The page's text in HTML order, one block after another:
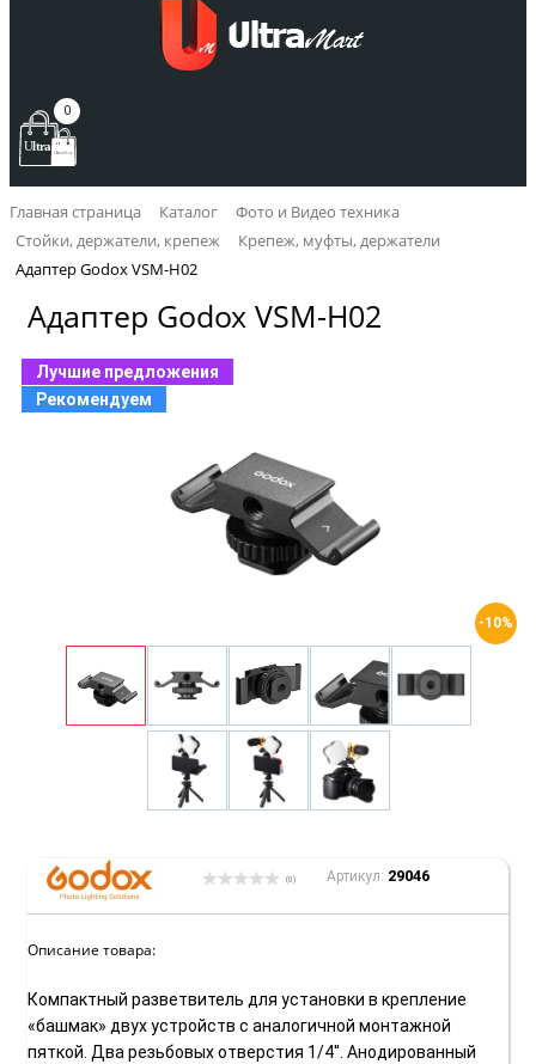
0
Главная страница Каталог
Фото и Видео техника
Стойки, держатели, крепеж
Крепеж, муфты, держатели
Адаптер Godox VSM-H02
Адаптер Godox VSM-H02
Лучшие предложения
Рекомендуем
-10%
(0) Артикул: 29046
Описание товара:
Компактный разветвитель для установки в крепление
«башмак» двух устройств с аналогичной монтажной
пяткой. Два резьбовых отверстия 1/4''. Анодированный